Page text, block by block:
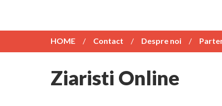
HOME Contact Despre noi
Ziaristi Online